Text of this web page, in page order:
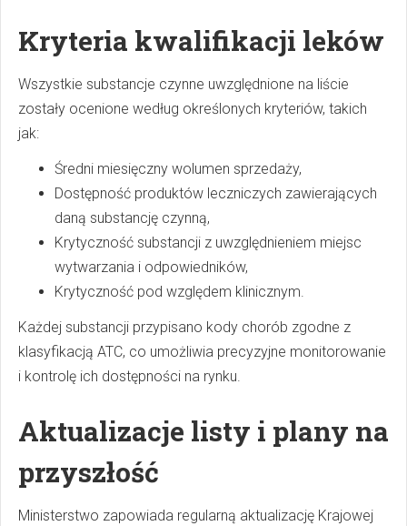
Kryteria kwalifikacji leków
Wszystkie substancje czynne uwzględnione na liście
zostały ocenione według określonych kryteriów, takich
jak:
Średni miesięczny wolumen sprzedaży,
Dostępność produktów leczniczych zawierających
daną substancję czynną,
Krytyczność substancji z uwzględnieniem miejsc
wytwarzania i odpowiedników,
Krytyczność pod względem klinicznym.
Każdej substancji przypisano kody chorób zgodne z
klasyfikacją ATC, co umożliwia precyzyjne monitorowanie
i kontrolę ich dostępności na rynku.
Aktualizacje listy i plany na
przyszłość
Ministerstwo zapowiada regularną aktualizację Krajowej